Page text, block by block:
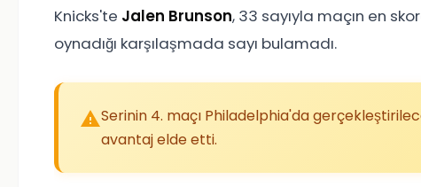
Knicks'te Jalen Brunson, 33 sayıyla maçın en
oynadığı karşılaşmada sayı bulamadı.
Serinin 4. maçı Philadelphia'da
avantaj elde etti.